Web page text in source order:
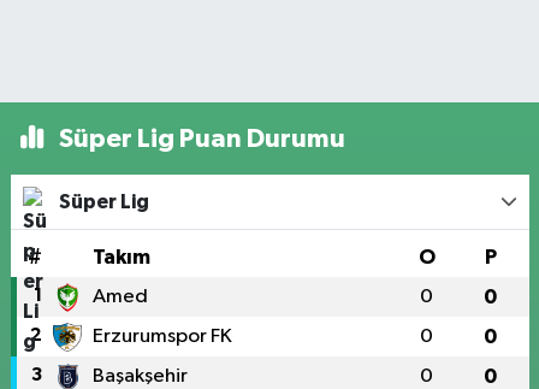
Süper Lig Puan Durumu
Süper Lig
# Takım O P
1 Amed 0 0
2 Erzurumspor FK 0 0
3 Başakşehir 0 0